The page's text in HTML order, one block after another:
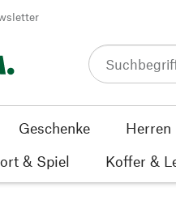
Geschenke Herren
& Spiel
Koffer &